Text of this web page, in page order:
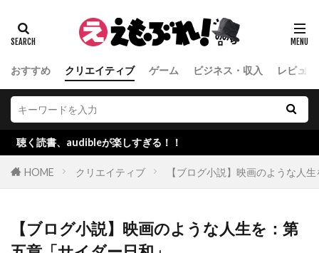
おすすめ クリエイティブ ゲーム ビジネス・収入 レビュー
audibleが楽しすぎる！！
HOME クリエイティブ 【ブログ小説】映画のような人
【ブログ小説】映画のような人生を：第